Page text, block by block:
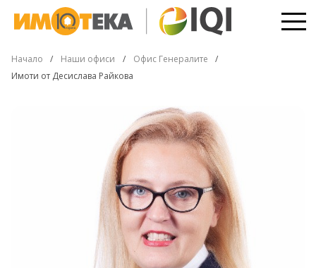
Начало Наши офиси
Офис Генералите
Имоти от Десислава Райкова